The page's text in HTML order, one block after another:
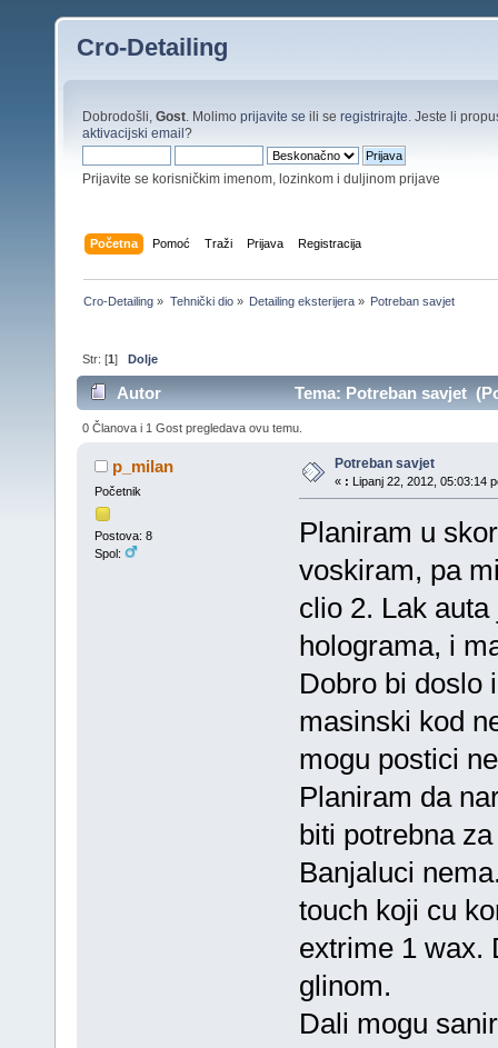
Cro-Detailing
Dobrodošli, Gost . Molimo prijavite se ili se registrirajte . Jeste li
aktivacijski email?
Prijavite se korisničkim imenom, lozinkom i duljinom prijave
Početna Pomoć Traži Prijava Registracija
Cro-Detailing » Tehnički dio» Detailing eksterijera» Potreban savjet
Str: [1]Dolje
Autor Tema: Potreban savjet
0 Članova i 1 Gost pregledava ovu temu.
p_milan
Početnik
Postova: 8
Spol:
Potreban savjet
« : Lipanj 22, 2012, 05:03:14
Planiram u
voskiram, pa
clio 2. Lak
holograma, i
Dobro bi doslo
masinski kod
mogu postici
Planiram da
biti potrebna
Banjaluci
touch koji cu
extrime 1 wax.
glinom.
Dali mogu